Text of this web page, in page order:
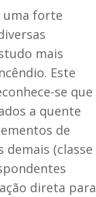
uma forte
mais
Este
se que
a quente
de
demais (classe
direta para